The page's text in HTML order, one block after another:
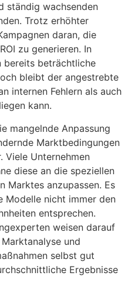
ständig wachsenden
Trotz erhöhter
daran, die
zu generieren. In
bereits beträchtliche
bleibt der angestrebte
internen Fehlern als auch
kann.
mangelnde Anpassung
Marktbedingungen
Viele Unternehmen
diese an die speziellen
Marktes anzupassen. Es
Modelle nicht immer den
entsprechen.
weisen darauf
und
selbst gut
Ergebnisse